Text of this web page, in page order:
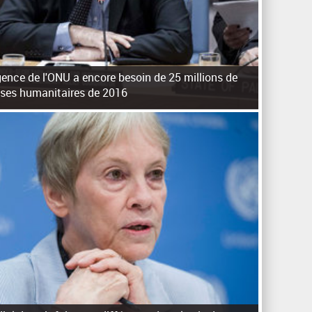
de l'ONU a encore besoin de 25 millions de
humanitaires de 2016